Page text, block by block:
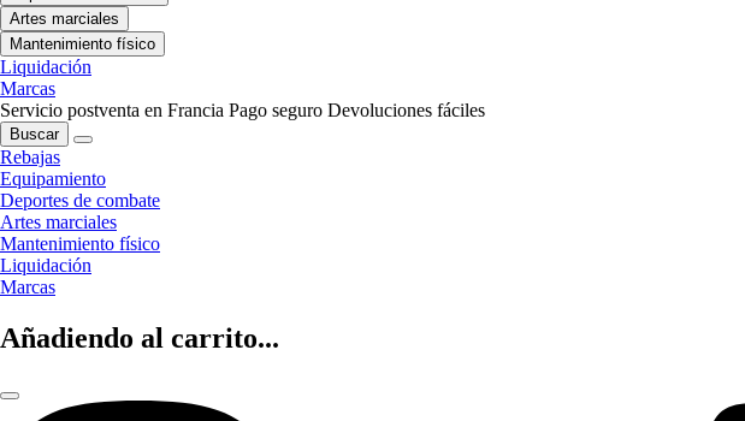
Artes marciales
Mantenimiento físico
Liquidación
Marcas
Servicio postventa en Francia Pago seguro Devoluciones fáciles
Buscar
Rebajas
Equipamiento
Deportes de combate
Artes marciales
Mantenimiento físico
Liquidación
Marcas
Añadiendo al carrito...